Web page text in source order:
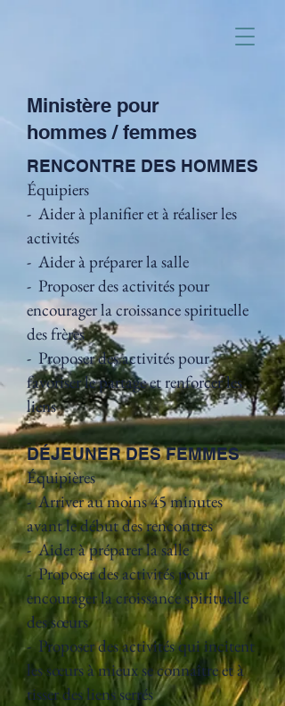
Ministère pour
hommes / femmes
RENCONTRE DES HOMMES
Équipiers
- Aider à planifier et à réaliser les
activités
- Aider à préparer la salle
- Proposer des activités pour
encourager la croissance spirituelle
des frères
- Proposer des activités pour
favoriser le partage et renforcer les
liens
DÉJEUNER DES FEMMES
Équipières
- Arriver au moins 45 minutes
avant le début des rencontres
- Aider à préparer la salle
- Proposer des activités pour
encourager la croissance spirituelle
des sœurs
- Proposer des activités qui incitent
les sœurs à mieux se connaître et à
tisser des liens serrés